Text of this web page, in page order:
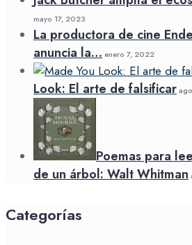
mayo 17, 2023
La productora de cine
anuncia la… enero 7, 2022
Look: El arte de falsificar
Poemas para
de un árbol: Walt Whitman
Categorías